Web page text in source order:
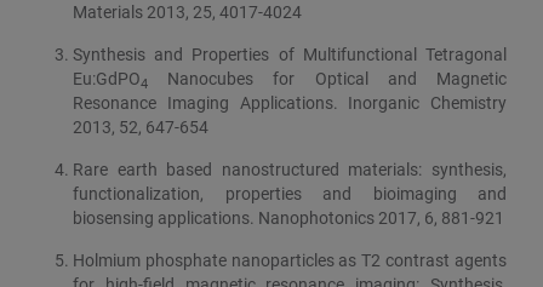
Materials 2013, 25, 4017-4024
Synthesis and Properties of Multifunctional Tetragonal
Eu:GdPO4 Nanocubes for Optical and Magnetic
Resonance Imaging Applications. Inorganic Chemistry
2013, 52, 647-654
Rare earth based nanostructured materials: synthesis,
functionalization, properties and bioimaging and
biosensing applications. Nanophotonics 2017, 6, 881-921
Holmium phosphate nanoparticles as T2 contrast agents